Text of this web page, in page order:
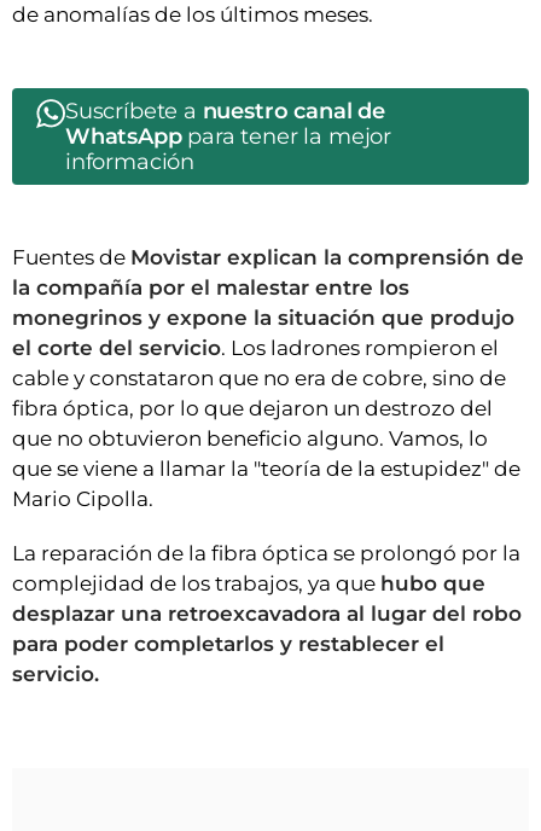
de anomalías de los últimos meses.
Suscríbete a nuestro canal de
WhatsApppara tener la mejor
información
Fuentes de Movistar explican la comprensión de
la compañía por el malestar entre los
monegrinos y expone la situación que produjo
el corte del servicio. Los ladrones rompieron el
cable y constataron que no era de cobre, sino de
fibra óptica, por lo que dejaron un destrozo del
que no obtuvieron beneficio alguno. Vamos, lo
que se viene a llamar la "teoría de la estupidez" de
Mario Cipolla.
La reparación de la fibra óptica se prolongó por la
complejidad de los trabajos, ya que hubo que
desplazar una retroexcavadora al lugar del robo
para poder completarlos y restablecer el
servicio.